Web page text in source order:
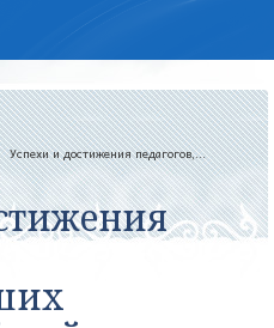
Успехи и достижения педагогов,...